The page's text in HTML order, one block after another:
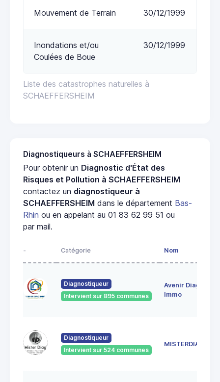
Liste des catastrophes naturelles à
SCHAEFFERSHEIM
Mouvement de Terrain 30/12/1999
Inondations et/ou
Coulées de Boue
30/12/1999
Diagnostiqueurs à SCHAEFFERSHEIM
Pour obtenir un Diagnostic d'État des
Risques et Pollution à SCHAEFFERSHEIM
contactez un diagnostiqueur à
SCHAEFFERSHEIM dans le département Bas-
Rhin ou en appelant au 01 83 62 99 51 ou
par mail.
- Catégorie Nom
Diagnostiqueur
Intervient sur 895 communes
Avenir Diag
Immo
Diagnostiqueur
Intervient sur 524 communes
MISTERDIAG